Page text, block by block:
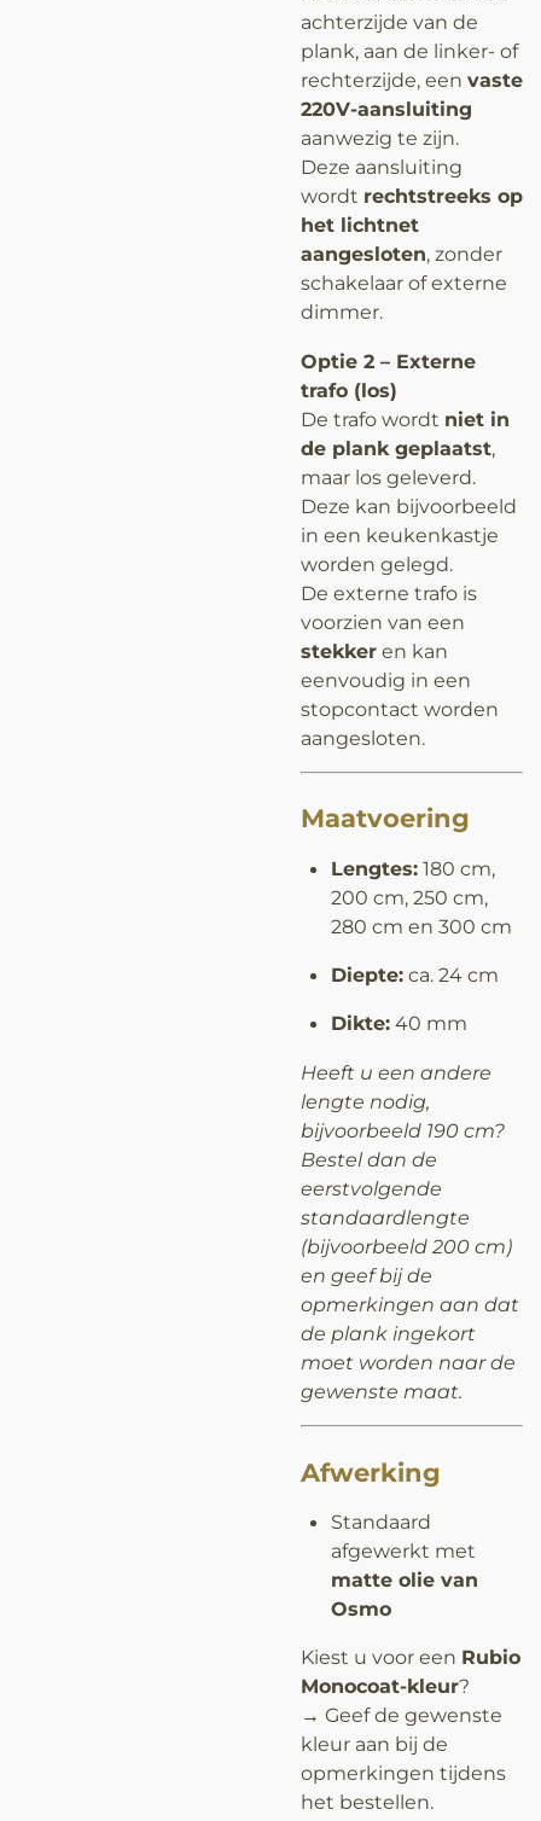
achterzijde van de
plank, aan de linker- of
rechterzijde, een vaste
220V-aansluiting
aanwezig te zijn.
Deze aansluiting
wordt rechtstreeks op
het lichtnet
aangesloten, zonder
schakelaar of externe
dimmer.
Optie 2 – Externe
trafo (los)
De trafo wordt niet in
de plank geplaatst,
maar los geleverd.
Deze kan bijvoorbeeld
in een keukenkastje
worden gelegd.
De externe trafo is
voorzien van een
stekker en kan
eenvoudig in een
stopcontact worden
aangesloten.
Maatvoering
Lengtes:180 cm,
200 cm, 250 cm,
280 cm en 300 cm
Diepte:ca. 24 cm
Dikte:40 mm
Heeft u een andere
lengte nodig,
bijvoorbeeld 190 cm?
Bestel dan de
eerstvolgende
standaardlengte
(bijvoorbeeld 200 cm)
en geef bij de
opmerkingen aan dat
de plank ingekort
moet worden naar de
gewenste maat.
Afwerking
Standaard
afgewerkt met
matte olie van
Osmo
Kiest u voor een Rubio
Monocoat-kleur?
→ Geef de gewenste
kleur aan bij de
opmerkingen tijdens
het bestellen.